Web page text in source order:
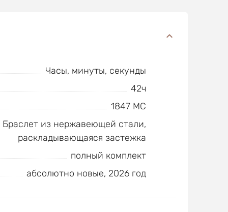
Часы, минуты, секунды
42ч
1847 MC
Браслет из нержавеющей стали,
раскладывающаяся застежка
полный комплект
абсолютно новые, 2026 год